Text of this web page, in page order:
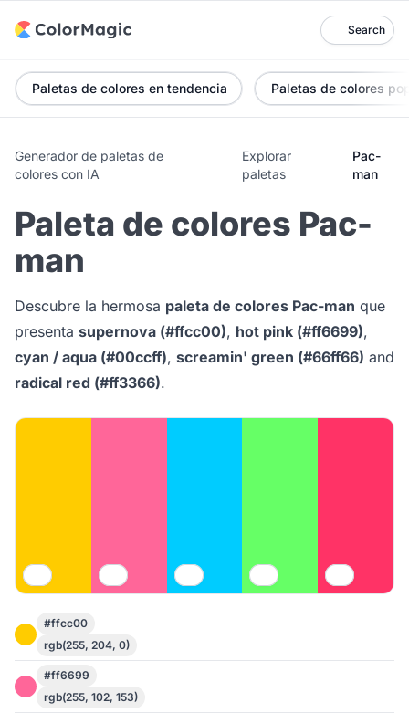
Search
Paletas de colores en tendencia Paletas de colores
Generador de paletas de
colores con IA
Explorar
paletas
Pac-
man
Paleta de colores Pac-
man
Descubre la hermosa paleta de colores Pac-man que
presenta supernova (#ffcc00), hot pink (#ff6699),
cyan / aqua (#00ccff), screamin' green (#66ff66) and
radical red (#ff3366).
#ffcc00
rgb(255, 204, 0)
#ff6699
rgb(255, 102, 153)